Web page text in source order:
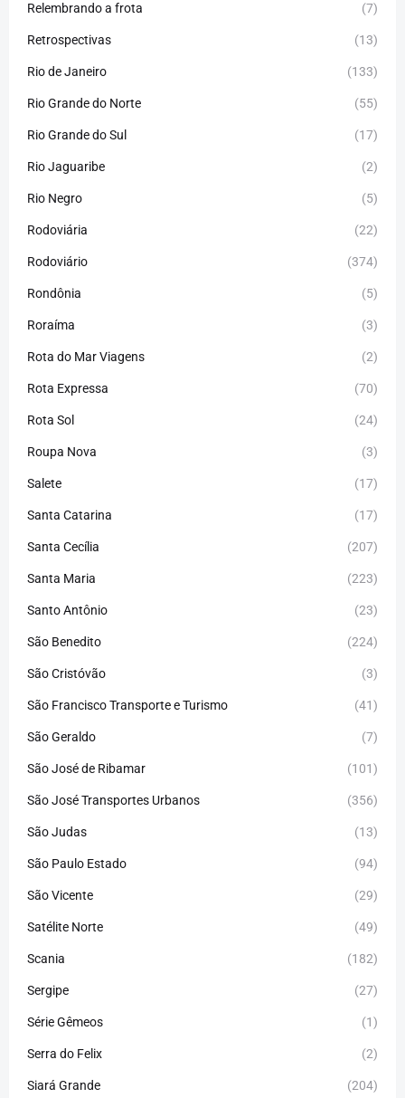
Relembrando a frota (7)
Retrospectivas (13)
Rio de Janeiro (133)
Rio Grande do Norte (55)
Rio Grande do Sul (17)
Rio Jaguaribe (2)
Rio Negro (5)
Rodoviária (22)
Rodoviário (374)
Rondônia (5)
Roraíma (3)
Rota do Mar Viagens (2)
Rota Expressa (70)
Rota Sol (24)
Roupa Nova (3)
Salete (17)
Santa Catarina (17)
Santa Cecília (207)
Santa Maria (223)
Santo Antônio (23)
São Benedito (224)
São Cristóvão (3)
São Francisco Transporte e Turismo (41)
São Geraldo (7)
São José de Ribamar (101)
São José Transportes Urbanos (356)
São Judas (13)
São Paulo Estado (94)
São Vicente (29)
Satélite Norte (49)
Scania (182)
Sergipe (27)
Série Gêmeos (1)
Serra do Felix (2)
Siará Grande (204)